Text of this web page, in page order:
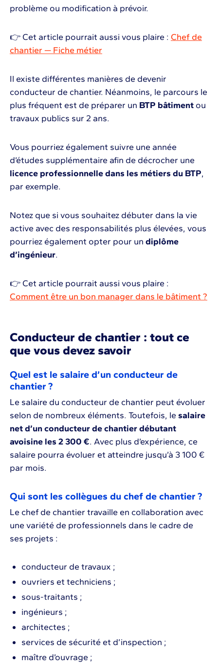
problème ou modification à prévoir.
👉 Cet article pourrait aussi vous plaire : Chef de
chantier — Fiche métier
Il existe différentes manières de devenir
conducteur de chantier. Néanmoins, le parcours le
plus fréquent est de préparer un BTP bâtiment ou
travaux publics sur 2 ans.
Vous pourriez également suivre une année
d’études supplémentaire afin de décrocher une
licence professionnelle dans les métiers du BTP,
par exemple.
Notez que si vous souhaitez débuter dans la vie
active avec des responsabilités plus élevées, vous
pourriez également opter pour un diplôme
d’ingénieur.
👉 Cet article pourrait aussi vous plaire :
Comment être un bon manager dans le bâtiment ?
Conducteur de chantier : tout ce
que vous devez savoir
Quel est le salaire d’un conducteur de
chantier ?
Le salaire du conducteur de chantier peut évoluer
selon de nombreux éléments. Toutefois, le salaire
net d’un conducteur de chantier débutant
avoisine les 2 300 €. Avec plus d’expérience, ce
salaire pourra évoluer et atteindre jusqu’à 3 100 €
par mois.
Qui sont les collègues du chef de chantier ?
Le chef de chantier travaille en collaboration avec
une variété de professionnels dans le cadre de
ses projets :
conducteur de travaux ;
ouvriers et techniciens ;
sous-traitants ;
ingénieurs ;
architectes ;
services de sécurité et d’inspection ;
maître d’ouvrage ;